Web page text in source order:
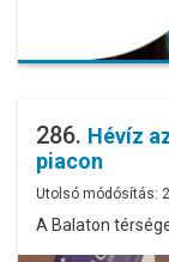
286. Hévíz
piacon
Utolsó módósítás:
A Balaton